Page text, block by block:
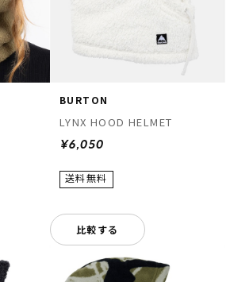
BURTON
LYNX HOOD HELMET
¥6,050
比較する